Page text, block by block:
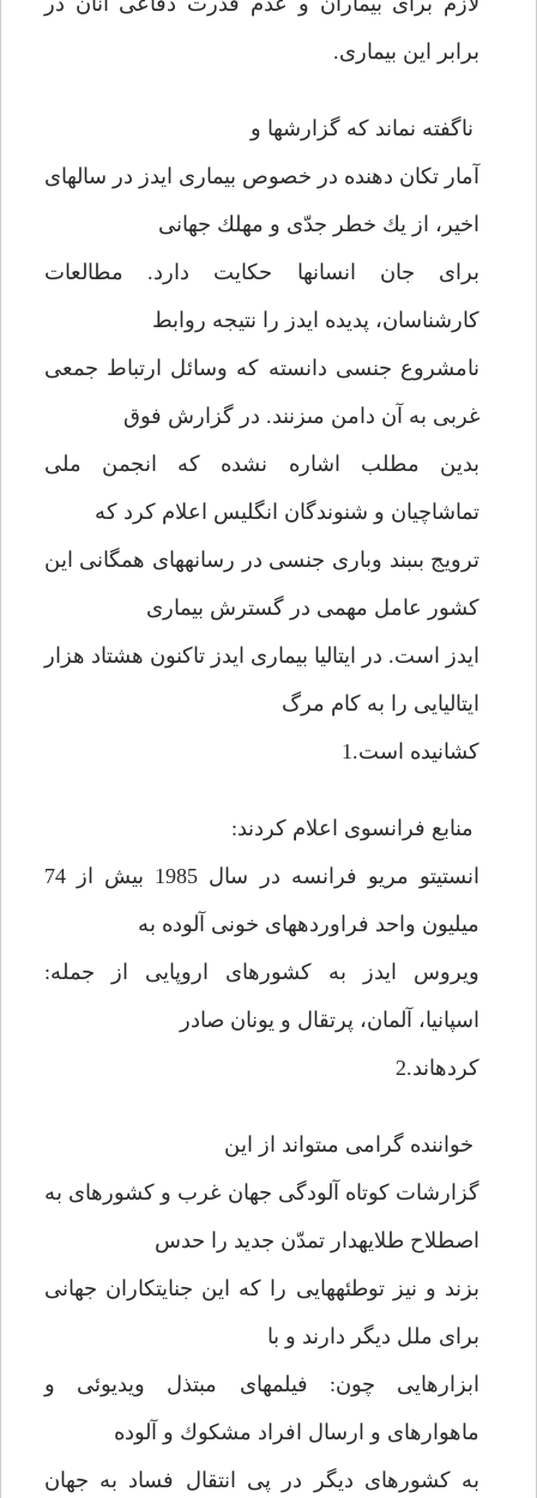
برابر اين بيمارى.
ناگفته نماند كه گزارشها و
آمار تكان دهنده در خصوص بيمارى ايدز در سالهاى
اخير، از يك خطر جدّى و مهلك جهانى
براى جان انسانها حكايت دارد. مطالعات
كارشناسان، پديده ايدز را نتيجه روابط
نامشروع جنسى دانسته كه وسائل ارتباط جمعى
غربى به آن دامن مى‏زنند. در گزارش فوق
بدين مطلب اشاره نشده كه انجمن ملى
تماشاچيان و شنوندگان انگليس اعلام كرد كه
ترويج بى‏بند وبارى جنسى در رسانه‏هاى همگانى اين
كشور عامل مهمى در گسترش بيمارى
ايدز است. در ايتاليا بيمارى ايدز تاكنون هشتاد هزار
ايتاليايى را به كام مرگ
كشانيده است.1
منابع فرانسوى اعلام كردند:
انستيتو مريو فرانسه در سال 1985 بيش از 74
ميليون واحد فراورده‏هاى خونى آلوده به
ويروس ايدز به كشورهاى اروپايى از جمله:
اسپانيا، آلمان، پرتقال و يونان صادر
كرده‏اند.2
خواننده گرامى مى‏تواند از اين
گزارشات كوتاه آلودگى جهان غرب و كشورهاى به
اصطلاح طلايه‏دار تمدّن جديد را حدس
بزند و نيز توطئه‏هايى را كه اين جنايتكاران جهانى
براى ملل ديگر دارند و با
ابزارهايى چون: فيلمهاى مبتذل ويديوئى و
ماهواره‏اى و ارسال افراد مشكوك و آلوده
به كشورهاى ديگر در پى انتقال فساد به جهان